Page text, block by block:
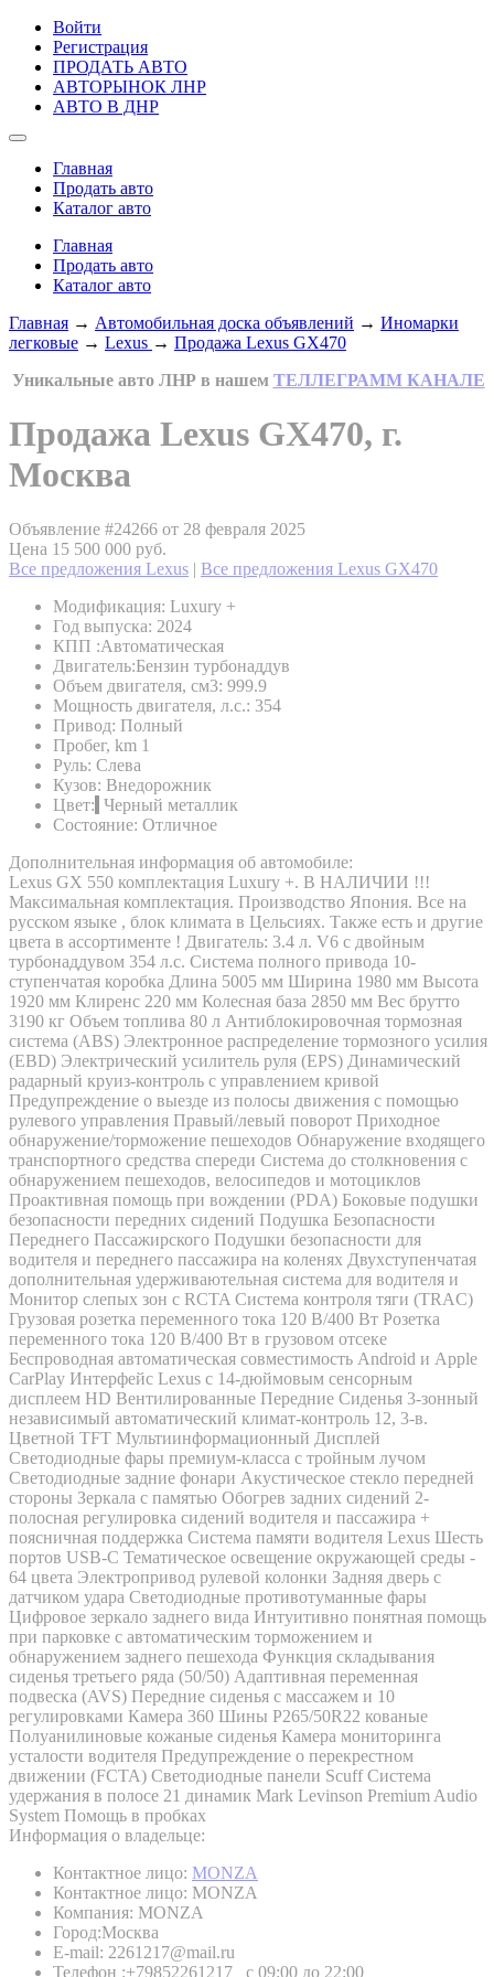
Войти
Регистрация
ПРОДАТЬ АВТО
АВТОРЫНОК ЛНР
АВТО В ДНР
Главная
Продать авто
Каталог авто
Главная
Продать авто
Каталог авто
Главная → Автомобильная доска объявлений → Иномарки
легковые → Lexus → Продажа Lexus GX470
Уникальные авто ЛНР в нашем ТЕЛЛЕГРАММ КАНАЛЕ
Продажа Lexus GX470, г.
Москва
Объявление #24266 от 28 февраля 2025
Цена 15 500 000 руб.
Все предложения Lexus | Все предложения Lexus GX470
Модификация: Luxury +
Год выпуска: 2024
КПП :Автоматическая
Двигатель:Бензин турбонаддув
Объем двигателя, см3: 999.9
Мощность двигателя, л.с.: 354
Привод: Полный
Пробег, km 1
Руль: Слева
Кузов: Внедорожник
Цвет: Черный металлик
Состояние: Отличное
Дополнительная информация об автомобиле:
Lexus GX 550 комплектация Luxury +. В НАЛИЧИИ !!!
Максимальная комплектация. Производство Япония. Все на
русском языке , блок климата в Цельсиях. Также есть и другие
цвета в ассортименте ! Двигатель: 3.4 л. V6 с двойным
турбонаддувом 354 л.c. Cистема полного привода 10-
ступенчатая коробка Длина 5005 мм Ширина 1980 мм Высота
1920 мм Клиренс 220 мм Колесная база 2850 мм Вес брутто
3190 кг Объем топлива 80 л Антиблокировочная тормозная
система (ABS) Электронное распределение тормозного усилия
(EBD) Электрический усилитель руля (EPS) Динамический
радарный круиз-контроль с управлением кривой
Предупреждение о выезде из полосы движения с помощью
рулевого управления Правый/левый поворот Приходное
обнаружение/торможение пешеходов Обнаружение входящего
транспортного средства спереди Система до столкновения с
обнаружением пешеходов, велосипедов и мотоциклов
Проактивная помощь при вождении (PDA) Боковые подушки
безопасности передних сидений Подушка Безопасности
Переднего Пассажирского Подушки безопасности для
водителя и переднего пассажира на коленях Двухступенчатая
дополнительная удерживаютельная система для водителя и
Монитор слепых зон с RCTA Система контроля тяги (TRAC)
Грузовая розетка переменного тока 120 В/400 Вт Розетка
переменного тока 120 В/400 Вт в грузовом отсеке
Беспроводная автоматическая совместимость Android и Apple
CarPlay Интерфейс Lexus с 14-дюймовым сенсорным
дисплеем HD Вентилированные Передние Сиденья 3-зонный
независимый автоматический климат-контроль 12, 3-в.
Цветной TFT Мультиинформационный Дисплей
Светодиодные фары премиум-класса с тройным лучом
Светодиодные задние фонари Акустическое стекло передней
стороны Зеркала с памятью Обогрев задних сидений 2-
полосная регулировка сидений водителя и пассажира +
поясничная поддержка Система памяти водителя Lexus Шесть
портов USB-C Тематическое освещение окружающей среды -
64 цвета Электропривод рулевой колонки Задняя дверь с
датчиком удара Светодиодные противотуманные фары
Цифровое зеркало заднего вида Интуитивно понятная помощь
при парковке с автоматическим торможением и
обнаружением заднего пешехода Функция складывания
сиденья третьего ряда (50/50) Адаптивная переменная
подвеска (AVS) Передние сиденья с массажем и 10
регулировками Камера 360 Шины P265/50R22 кованые
Полуанилиновые кожаные сиденья Камера мониторинга
усталости водителя Предупреждение о перекрестном
движении (FCTA) Светодиодные панели Scuff Система
удержания в полосе 21 динамик Mark Levinson Premium Audio
System Помощь в пробках
Информация о владельце:
Контактное лицо: MONZA
Контактное лицо: MONZA
Компания: MONZA
Город:Москва
E-mail: 2261217@mail.ru
Телефон :+79852261217 с 09:00 до 22:00